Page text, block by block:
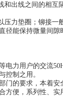
出线之间的相互
力垫圈；铆接
径能保持微量间
力用户的交流
控制之用。
的要求，本着安
方便，系列性、